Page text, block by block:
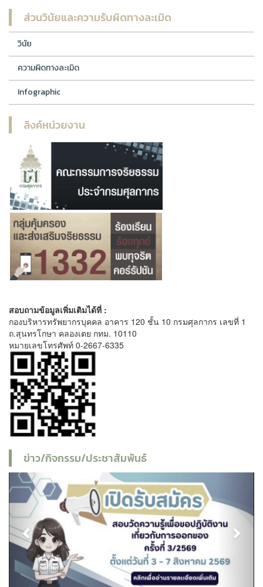
ส่วนวินัยและความรับผิดทางละเมิด
วินัย
ความผิดทางละเมิด
Infographic
ลิงค์หน่วยงาน
สอบถามข้อมูลเพิ่มเติมได้ที่ :
กองบริหารทรัพยากรบุคคล อาคาร 120 ชั้น 10 กรมศุลกากร เลขที่ 1
ถ.สุนทรโกษา คลองเตย กทม. 10110
หมายเลขโทรศัพท์ 0-2667-6335
ข่าว/กิจกรรม/ประชาสัมพันธ์
Previous